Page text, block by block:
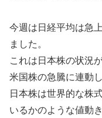
今週は日経平均は急
ました。
これは日本株の状況
米国株の急騰に連動
日本株は世界的な株
いるかのような値動